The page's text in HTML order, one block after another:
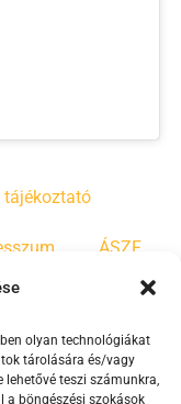
olyan technológiákat
tárolására és/vagy
lehetővé teszi számunkra,
a böngészési szokások
tájékoztató
ÁSZF